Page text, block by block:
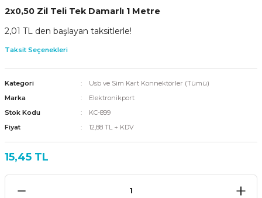
2x0,50 Zil Teli Tek Damarlı 1 Metre
2,01 TL den başlayan taksitlerle!
Taksit Seçenekleri
Kategori
Usb ve Sim Kart Konnektörler (Tümü)
Marka
Elektronikport
Stok Kodu
KC-899
Fiyat
12,88 TL + KDV
15,45 TL